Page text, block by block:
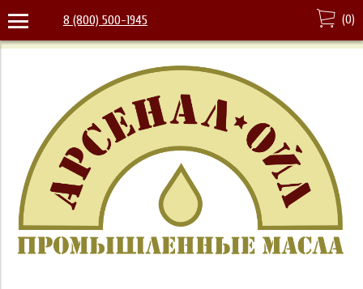
8 (800) 500-1945 (0)